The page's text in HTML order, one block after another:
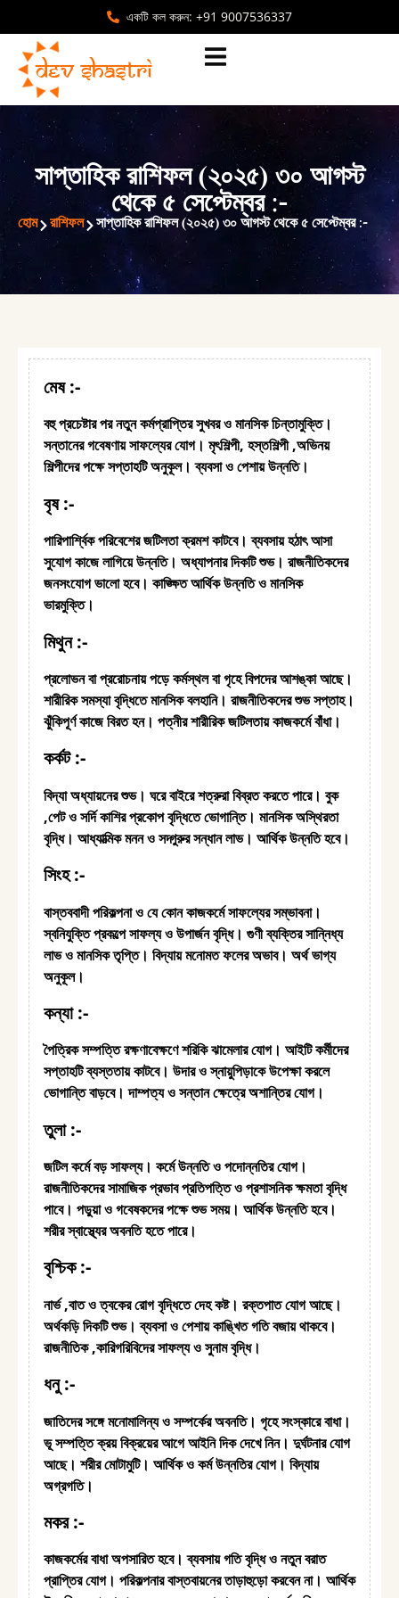
একটি কল করুন: +91 9007536337
সাপ্তাহিক রাশিফল (২০২৫) ৩০ আগস্ট
থেকে ৫ সেপ্টেম্বর :-
হোম রাশিফল সাপ্তাহিক রাশিফল (২০২৫) ৩০ আগস্ট থেকে ৫ সেপ্টেম্বর :-
মেষ :-
বহু প্রচেষ্টার পর নতুন কর্মপ্রাপ্তির সুখবর ও মানসিক চিন্তামুক্তি।
সন্তানের গবেষণায় সাফল্যের যোগ। মৃৎশিল্পী, হস্তশিল্পী ,অভিনয়
শিল্পীদের পক্ষে সপ্তাহটি অনুকূল। ব্যবসা ও পেশায় উন্নতি।
বৃষ :-
পারিপার্শ্বিক পরিবেশের জটিলতা ক্রমশ কাটবে। ব্যবসায় হঠাৎ আসা
সুযোগ কাজে লাগিয়ে উন্নতি। অধ্যাপনার দিকটি শুভ। রাজনীতিকদের
জনসংযোগ ভালো হবে। কাঙ্ক্ষিত আর্থিক উন্নতি ও মানসিক
ভারমুক্তি।
মিথুন :-
প্রলোভন বা প্ররোচনায় পড়ে কর্মস্থল বা গৃহে বিপদের আশঙ্কা আছে।
শারীরিক সমস্যা বৃদ্ধিতে মানসিক বলহানি। রাজনীতিকদের শুভ সপ্তাহ।
ঝুঁকিপূর্ণ কাজে বিরত হন। পত্নীর শারীরিক জটিলতায় কাজকর্মে বাঁধা।
কর্কট :-
বিদ্যা অধ্যায়নের শুভ। ঘরে বাইরে শত্রুরা বিব্রত করতে পারে। বুক
,পেট ও সর্দি কাশির প্রকোপ বৃদ্ধিতে ভোগান্তি। মানসিক অস্থিরতা
বৃদ্ধি। আধ্যাত্মিক মনন ও সদ্গুরুর সন্ধান লাভ। আর্থিক উন্নতি হবে।
সিংহ :-
বাস্তববাদী পরিকল্পনা ও যে কোন কাজকর্মে সাফল্যের সম্ভাবনা।
স্বনিযুক্তি প্রকল্পে সাফল্য ও উপার্জন বৃদ্ধি। গুণী ব্যক্তির সান্নিধ্য
লাভ ও মানসিক তৃপ্তি। বিদ্যায় মনোমত ফলের অভাব। অর্থ ভাগ্য
অনুকূল।
কন্যা :-
পৈত্রিক সম্পত্তি রক্ষণাবেক্ষণে শরিকি ঝামেলার যোগ। আইটি কর্মীদের
সপ্তাহটি ব্যস্ততায় কাটবে। উদার ও স্নায়ুপিড়াকে উপেক্ষা করলে
ভোগান্তি বাড়বে। দাম্পত্য ও সন্তান ক্ষেত্রে অশান্তির যোগ।
তুলা :-
জটিল কর্মে বড় সাফল্য। কর্মে উন্নতি ও পদোন্নতির যোগ।
রাজনীতিকদের সামাজিক প্রভাব প্রতিপত্তি ও প্রশাসনিক ক্ষমতা বৃদ্ধি
পাবে। পড়ুয়া ও গবেষকদের পক্ষে শুভ সময়। আর্থিক উন্নতি হবে।
শরীর স্বাস্থ্যের অবনতি হতে পারে।
বৃশ্চিক :-
নার্ভ ,বাত ও ত্বকের রোগ বৃদ্ধিতে দেহ কষ্ট। রক্তপাত যোগ আছে।
অর্থকড়ি দিকটি শুভ। ব্যবসা ও পেশায় কাঙ্খিত গতি বজায় থাকবে।
রাজনীতিক ,কারিগরিবিদের সাফল্য ও সুনাম বৃদ্ধি।
ধনু :-
জাতিদের সঙ্গে মনোমালিন্য ও সম্পর্কের অবনতি। গৃহে সংস্কারে বাধা।
ভূ সম্পত্তি ক্রয় বিক্রয়ের আগে আইনি দিক দেখে নিন। দুর্ঘটনার যোগ
আছে। শরীর মোটামুটি। আর্থিক ও কর্ম উন্নতির যোগ। বিদ্যায়
অগ্রগতি।
মকর :-
কাজকর্মের বাধা অপসারিত হবে। ব্যবসায় গতি বৃদ্ধি ও নতুন বরাত
প্রাপ্তির যোগ। পরিকল্পনার বাস্তবায়নের তাড়াহুড়ো করবেন না। আর্থিক